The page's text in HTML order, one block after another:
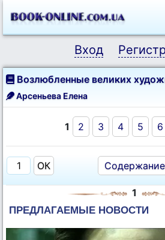
Вход
Возлюбленные великих
Арсеньева Елена
1 2 3 4 5 6
Содержание
1